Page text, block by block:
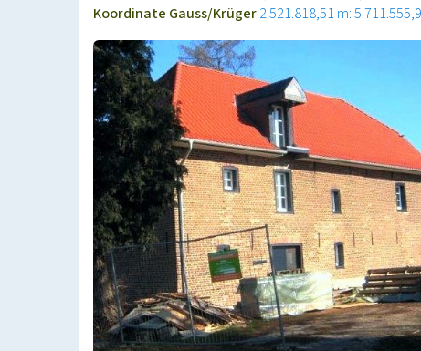
Koordinate Gauss/Krüger2.521.818,51 m: